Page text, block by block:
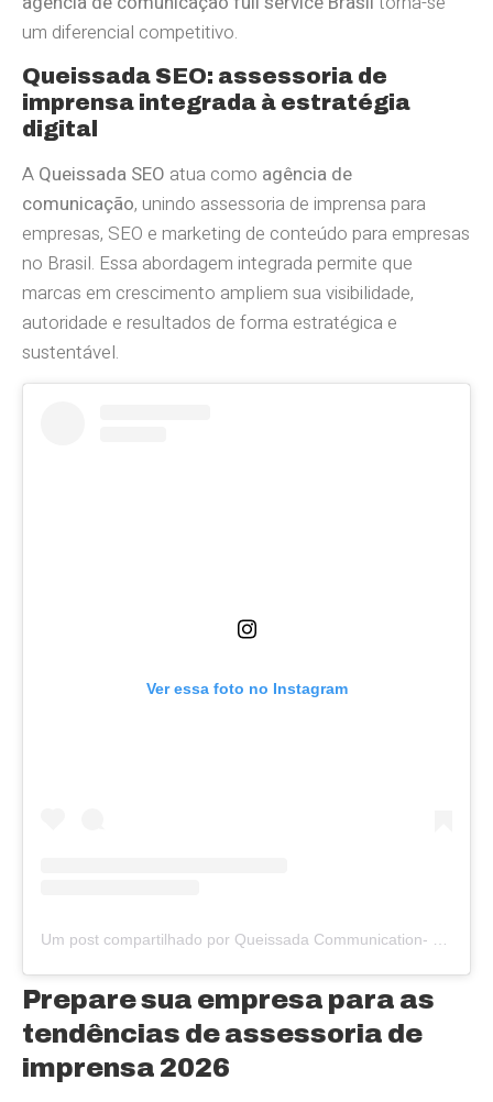
um diferencial competitivo.
Queissada SEO: assessoria de
imprensa integrada à estratégia
digital
A Queissada SEO atua como agência de
comunicação, unindo assessoria de imprensa para
empresas, SEO e marketing de conteúdo para empresas
no Brasil. Essa abordagem integrada permite que
marcas em crescimento ampliem sua visibilidade,
autoridade e resultados de forma estratégica e
sustentável.
Ver essa foto no Instagram
Prepare sua empresa para as
tendências de assessoria de
imprensa 2026